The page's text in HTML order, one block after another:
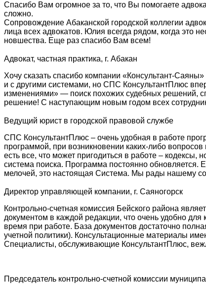
Спасибо Вам огромное за то, что Вы помогаете
сложно.
Сопровождение Абаканской городской коллегии
лица всех адвокатов. Юлия всегда рядом, когда это
новшества. Еще раз спасибо Вам всем!
Адвокат, частная практика, г. Абакан
Хочу сказать спасибо компании «Консультант-
и с другими системами, но СПС КонсультантПлюс
изменениями» — поиск похожих судебных решений,
решение! С наступающим новым годом всех
Ведущий юрист в городской правовой службе
СПС КонсультантПлюс – очень удобная в работе
программой, при возникновении каких-либо
есть все, что может пригодиться в работе –
система поиска. Программа постоянно
мелочей, это настоящая Система. Мы рады нашему
Директор управляющей компании, г. Саяногорск
Контрольно-счетная комиссия Бейского района
документом в каждой редакции, что очень удобно
время при работе. База документов достаточно
учетной политики). Консультационные материалы
Специалисты, обслуживающие КонсультантПлюс,
Председатель контрольно-счетной комиссии